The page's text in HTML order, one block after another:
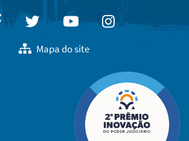
FacebookTwitterYoutubeInstagram
Mapa do site